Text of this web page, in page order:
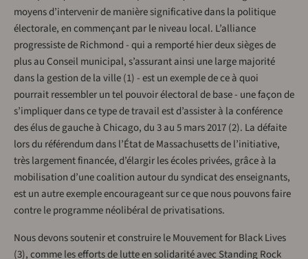
moyens d’intervenir de manière significative dans la politique
électorale, en commençant par le niveau local. L’alliance
progressiste de Richmond - qui a remporté hier deux sièges de
plus au Conseil municipal, s’assurant ainsi une large majorité
dans la gestion de la ville (1) - est un exemple de ce à quoi
pourrait ressembler un tel pouvoir électoral de base - une façon de
s’impliquer dans ce type de travail est d’assister à la conférence
des élus de gauche à Chicago, du 3 au 5 mars 2017 (2). La défaite
lors du référendum dans l’État de Massachusetts de l’initiative,
très largement financée, d’élargir les écoles privées, grâce à la
mobilisation d’une coalition autour du syndicat des enseignants,
est un autre exemple encourageant sur ce que nous pouvons faire
contre le programme néolibéral de privatisations.
Nous devons soutenir et construire le Mouvement for Black Lives
(3), comme les efforts de lutte en solidarité avec Standing Rock